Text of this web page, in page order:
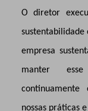
O diretor
sustentabilidade
empresa
manter
nossas práticas